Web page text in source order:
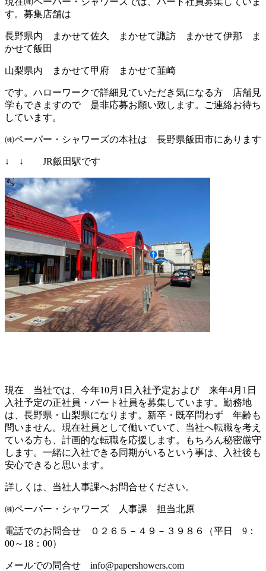
す。募集店舗は
長野県内 まかせて佐久 まかせて諏訪 まかせて伊那 ま
かせて飯田
山梨県内 まかせて甲府 まかせて韮崎
です。ハローワークで詳細見ていただき気になる方 店舗見
学もできますので 是非応募お願い致します。ご連絡お待ち
しています。
㈱ペーパー・シャワーズの本社は 長野県飯田市にあります
↓ ↓ JR飯田駅です
現在 当社では、今年10月1日入社予定および 来年4月1日
入社予定の正社員・パート社員を募集しています。勤務地
は、長野県・山梨県になります。新卒・既卒問わず 年齢も
問いません。現在社員として働いていて、当社へ転職を考え
ている方も、計画的な転職を応援します。もちろん秘密厳守
します。一緒に入社できる同期がいるという事は、入社後も
安心できると思います。
詳しくは、当社人事課へお問合せください。
㈱ペーパー・シャワーズ 人事課 担当北原
電話でのお問合せ ０２６５－４９－３９８６（平日 9：
00～18：00）
メールでの問合せ info@papershowers.com